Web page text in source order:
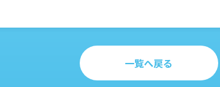
一覧へ戻る